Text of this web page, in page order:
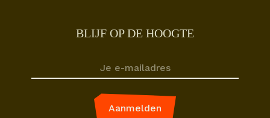
BLIJF OP DE HOOGTE